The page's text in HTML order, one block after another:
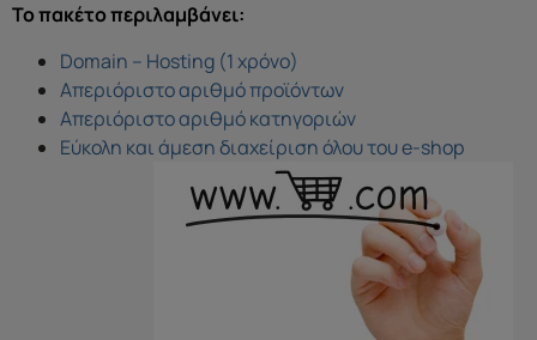
Το πακέτο περιλαμβάνει:
Domain – Hosting (1 χρόνο)
Απεριόριστο αριθμό προϊόντων
Απεριόριστο αριθμό κατηγοριών
Εύκολη και άμεση διαχείριση όλου του e-shop